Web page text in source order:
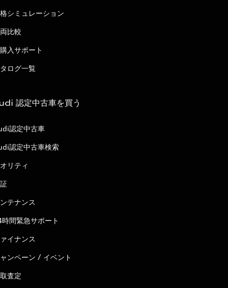
シミュレーション
比較
入サポート
ログ一覧
認定中古車を買う
認定中古車
認定中古車検索
リティ
ンテナンス
間緊急サポート
イナンス
ンペーン / イベント
査定